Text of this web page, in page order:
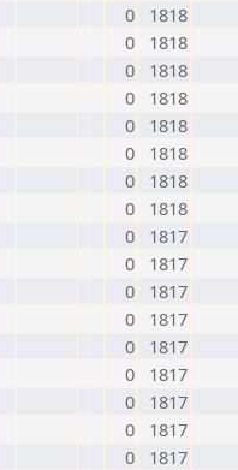
0
1818
0
1818
0
1818
0
1818
0
1818
0
1818
0
1818
0
1818
0
1817
0
1817
0
1817
0
1817
0
1817
0
1817
0
1817
0
1817
0
1817